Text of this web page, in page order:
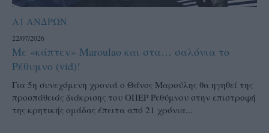
Α1 ΑΝΔΡΩΝ
22/07/2026
Με «κάπτεν» Maroulao και στα… σαλόνια το
Ρέθυμνο (vid)!
Για 5η συνεχόμενη χρονιά ο Θάνος Μαρούλης θα ηγηθεί της
προσπάθειάς διάκρισης του ΟΠΕΡ Ρεθύμνου στην επιστροφή
της κρητικής ομάδας έπειτα από 21 χρόνια...